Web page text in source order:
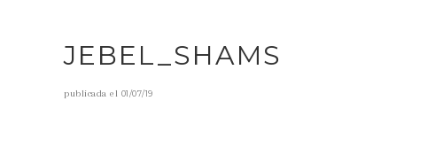
JEBEL_SHAMS
publicada el 01/07/19